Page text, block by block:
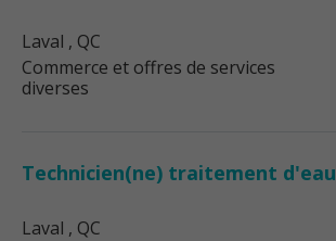
Laval , QC
Commerce et offres de services
diverses
Technicien(ne) traitement d'eau
Laval , QC